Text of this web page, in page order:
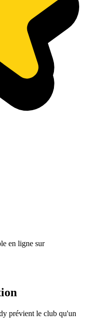
en ligne sur
prévient le club qu'un